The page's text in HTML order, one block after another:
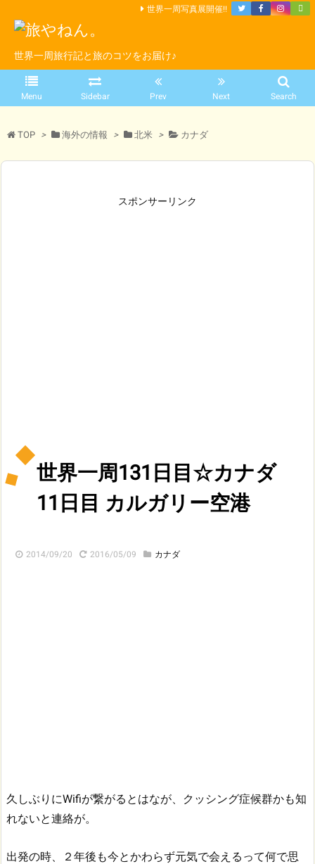
世界一周旅行記と旅のコツをお届け♪
Menu Sidebar Prev Next Search
世界一周写真展開催!!
TOP > 海外の情報 > 北米 > カナダ
スポンサーリンク
世界一周131日目☆カナダ
11日目 カルガリー空港
2014/09/20 2016/05/09 カナダ
久しぶりにWifiが繋がるとはなが、クッシング症候群かも知
れないと連絡が。
出発の時、２年後も今とかわらず元気で会えるって何で思